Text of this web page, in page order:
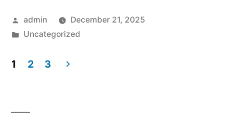
Kampanye
Posted
by
admin
December 21, 2025
Posted
Uncategorized
pagination
1 2 3